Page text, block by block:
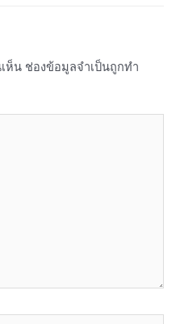
ห็น ช่องข้อมูลจำเป็นถูกทำ